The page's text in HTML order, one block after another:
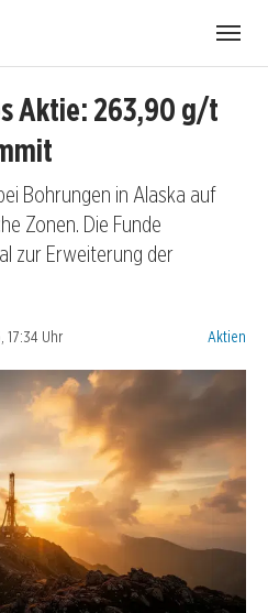
Aktie: 263,90 g/t
Bohrungen in Alaska auf
Zonen. Die Funde
zur Erweiterung der
Uhr Aktien